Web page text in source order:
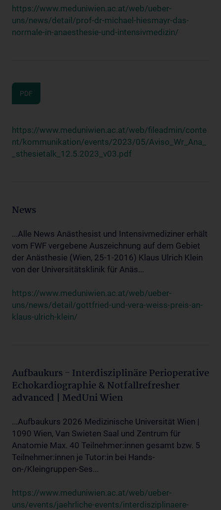
https://www.meduniwien.ac.at/web/ueber-
uns/news/detail/prof-dr-michael-hiesmayr-das-
normale-in-anaesthesie-und-intensivmedizin/
PDF
https://www.meduniwien.ac.at/web/fileadmin/conte
nt/kommunikation/events/2023/05/Aviso_Wr_Ana_
_sthesietalk_12.5.2023_v03.pdf
News
...Alle News Anästhesist und Intensivmediziner erhält
vom FWF vergebene Auszeichnung auf dem Gebiet
der Anästhesie (Wien, 25-1-2016) Klaus Ulrich Klein
von der Universitätsklinik für Anäs...
https://www.meduniwien.ac.at/web/ueber-
uns/news/detail/gottfried-und-vera-weiss-preis-an-
klaus-ulrich-klein/
Aufbaukurs - Interdisziplinäre Perioperative
Echokardiographie & Notfallrefresher
advanced | MedUni Wien
...Aufbaukurs 2026 Medizinische Universität Wien |
1090 Wien, Van Swieten Saal und Zentrum für
Anatomie Max. 40 Teilnehmer:innen gesamt bzw. 5
Teilnehmer:innen je Tutor:in bei Hands-
on-/Kleingruppen-Ses...
https://www.meduniwien.ac.at/web/ueber-
uns/events/jaehrliche-events/interdisziplinaere-